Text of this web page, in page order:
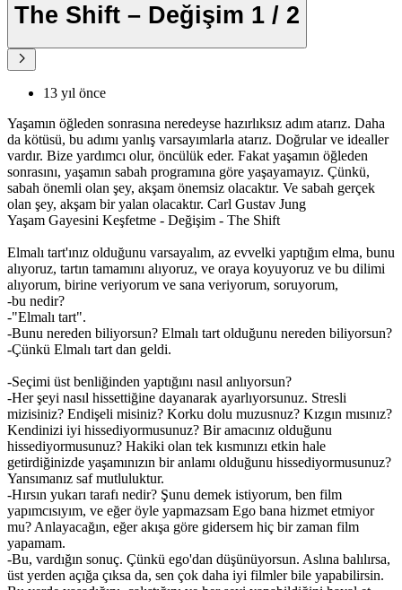
The Shift – Değişim 1 / 2
13 yıl önce
Yaşamın öğleden sonrasına neredeyse hazırlıksız adım atarız. Daha
da kötüsü, bu adımı yanlış varsayımlarla atarız. Doğrular ve idealler
vardır. Bize yardımcı olur, öncülük eder. Fakat yaşamın öğleden
sonrasını, yaşamın sabah programına göre yaşayamayız. Çünkü,
sabah önemli olan şey, akşam önemsiz olacaktır. Ve sabah gerçek
olan şey, akşam bir yalan olacaktır. Carl Gustav Jung
Yaşam Gayesini Keşfetme - Değişim - The Shift
Elmalı tart'ınız olduğunu varsayalım, az evvelki yaptığım elma, bunu
alıyoruz, tartın tamamını alıyoruz, ve oraya koyuyoruz ve bu dilimi
alıyorum, birine veriyorum ve sana veriyorum, soruyorum,
-bu nedir?
-"Elmalı tart".
-Bunu nereden biliyorsun? Elmalı tart olduğunu nereden biliyorsun?
-Çünkü Elmalı tart dan geldi.
-Seçimi üst benliğinden yaptığını nasıl anlıyorsun?
-Her şeyi nasıl hissettiğine dayanarak ayarlıyorsunuz. Stresli
mizisiniz? Endişeli misiniz? Korku dolu muzusnuz? Kızgın mısınız?
Kendinizi iyi hissediyormusunuz? Bir amacınız olduğunu
hissediyormusunuz? Hakiki olan tek kısmınızı etkin hale
getirdiğinizde yaşamınızın bir anlamı olduğunu hissediyormusunuz?
Yansımanız saf mutluluktur.
-Hırsın yukarı tarafı nedir? Şunu demek istiyorum, ben film
yapımcısıyım, ve eğer öyle yapmazsam Ego bana hizmet etmiyor
mu? Anlayacağın, eğer akışa göre gidersem hiç bir zaman film
yapamam.
-Bu, vardığın sonuç. Çünkü ego'dan düşünüyorsun. Aslına balılırsa,
üst yerden açığa çıksa da, sen çok daha iyi filmler bile yapabilirsin.